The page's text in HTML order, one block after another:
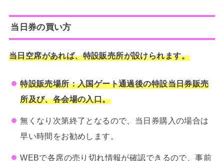
当日券の買い方
当日空席があれば、特設販売所が設けられます。
特設販売場所：入国ゲート通過後の特設当日券販売
所及び、各会場の入口。
無くなり次第終了となるので、当日券購入の場合は
早い時間をお勧めします。
WEBで各席の売り切れ情報が確認できるので、事前